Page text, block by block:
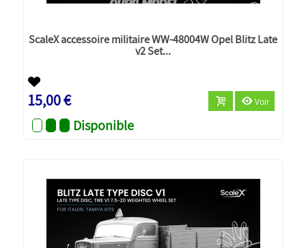
ScaleX accessoire militaire WW-48004W Opel Blitz Late
v2 Set...
15,00 € Voir
Disponible